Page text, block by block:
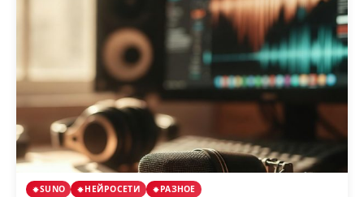
SUNO НЕЙРОСЕТИ РАЗНОЕ